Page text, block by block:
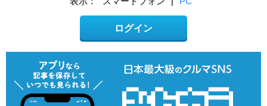
ログイン